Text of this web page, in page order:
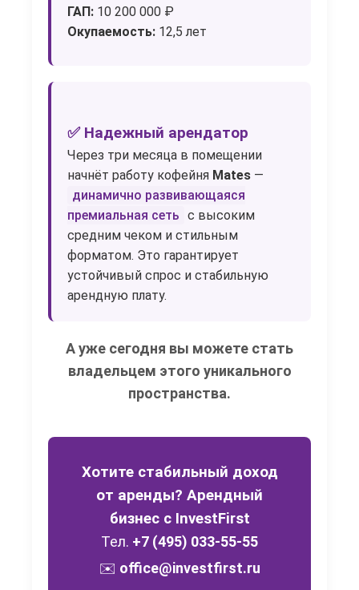
ГАП: 10 200 000 ₽
Окупаемость: 12,5 лет
✅ Надежный арендатор
Через три месяца в помещении
начнёт работу кофейня Mates —
динамично развивающаяся
премиальная сеть с высоким
средним чеком и стильным
форматом. Это гарантирует
устойчивый спрос и стабильную
арендную плату.
А уже сегодня вы можете стать
владельцем этого уникального
пространства.
Хотите стабильный доход
от аренды? Арендный
бизнес с InvestFirst
Тел. +7 (495) 033-55-55
✉️ office@investfirst.ru